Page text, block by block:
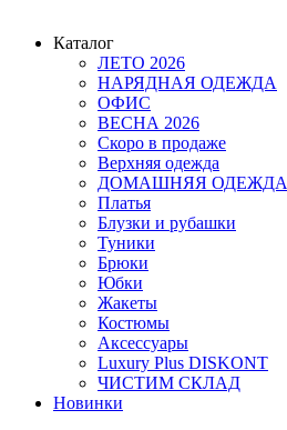
Каталог
ЛЕТО 2026
НАРЯДНАЯ ОДЕЖДА
ОФИС
ВЕСНА 2026
Скоро в продаже
Верхняя одежда
ДОМАШНЯЯ ОДЕЖДА
Платья
Блузки и рубашки
Туники
Брюки
Юбки
Жакеты
Костюмы
Аксессуары
Luxury Plus DISKONT
ЧИСТИМ СКЛАД
Новинки